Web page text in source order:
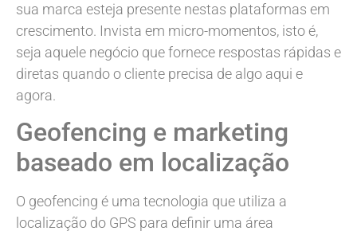
sua marca esteja presente nestas plataformas em
crescimento. Invista em micro-momentos, isto é,
seja aquele negócio que fornece respostas rápidas e
diretas quando o cliente precisa de algo aqui e
agora.
Geofencing e marketing
baseado em localização
O geofencing é uma tecnologia que utiliza a
localização do GPS para definir uma área